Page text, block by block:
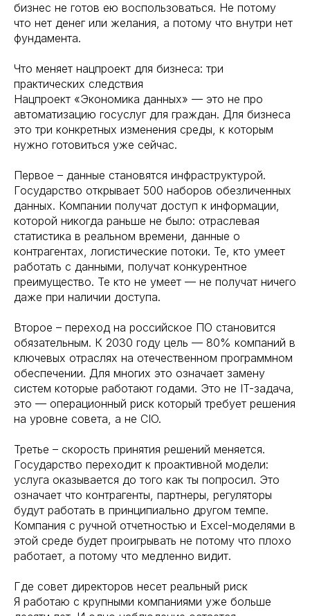
бизнес не готов ею воспользоваться. Не потому
что нет денег или желания, а потому что внутри нет
фундамента.
Что меняет нацпроект для бизнеса: три
практических следствия
Нацпроект «Экономика данных» — это не про
автоматизацию госуслуг для граждан. Для бизнеса
это три конкретных изменения среды, к которым
нужно готовиться уже сейчас.
Первое – данные становятся инфраструктурой.
Государство открывает 500 наборов обезличенных
данных. Компании получат доступ к информации,
которой никогда раньше не было: отраслевая
статистика в реальном времени, данные о
контрагентах, логистические потоки. Те, кто умеет
работать с данными, получат конкурентное
преимущество. Те кто не умеет — не получат ничего
даже при наличии доступа.
Второе – переход на российское ПО становится
обязательным. К 2030 году цель — 80% компаний в
ключевых отраслях на отечественном программном
обеспечении. Для многих это означает замену
систем которые работают годами. Это не IT-задача,
это — операционный риск который требует решения
на уровне совета, а не CIO.
Третье – скорость принятия решений меняется.
Государство переходит к проактивной модели:
услуга оказывается до того как ты попросил. Это
означает что контрагенты, партнеры, регуляторы
будут работать в принципиально другом темпе.
Компания с ручной отчетностью и Excel-моделями в
этой среде будет проигрывать не потому что плохо
работает, а потому что медленно видит.
Где совет директоров несет реальный риск
Я работаю с крупными компаниями уже больше